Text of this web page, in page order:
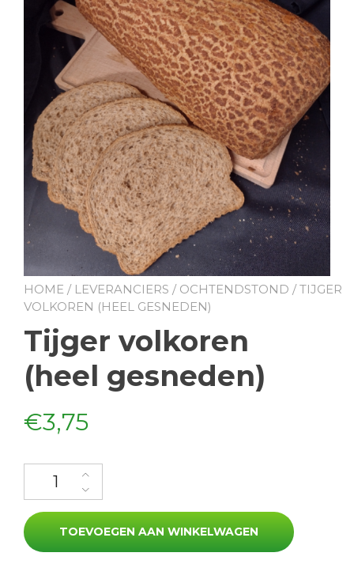
HOME / LEVERANCIERS / OCHTENDSTOND / TIJGER
VOLKOREN (HEEL GESNEDEN)
Tijger volkoren
(heel gesneden)
€3,75
Tijger volkoren (heel gesneden) aantal
TOEVOEGEN AAN WINKELWAGEN